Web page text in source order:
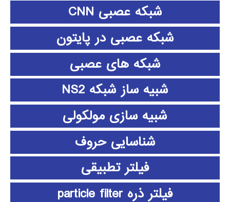
شبکه عصبی CNN
شبکه عصبی در پایتون
شبکه های عصبی
شبیه ساز شبکه NS2
شبیه سازی مولکولی
شناسایی حروف
فیلتر تطبیقی
فیلتر ذره particle filter